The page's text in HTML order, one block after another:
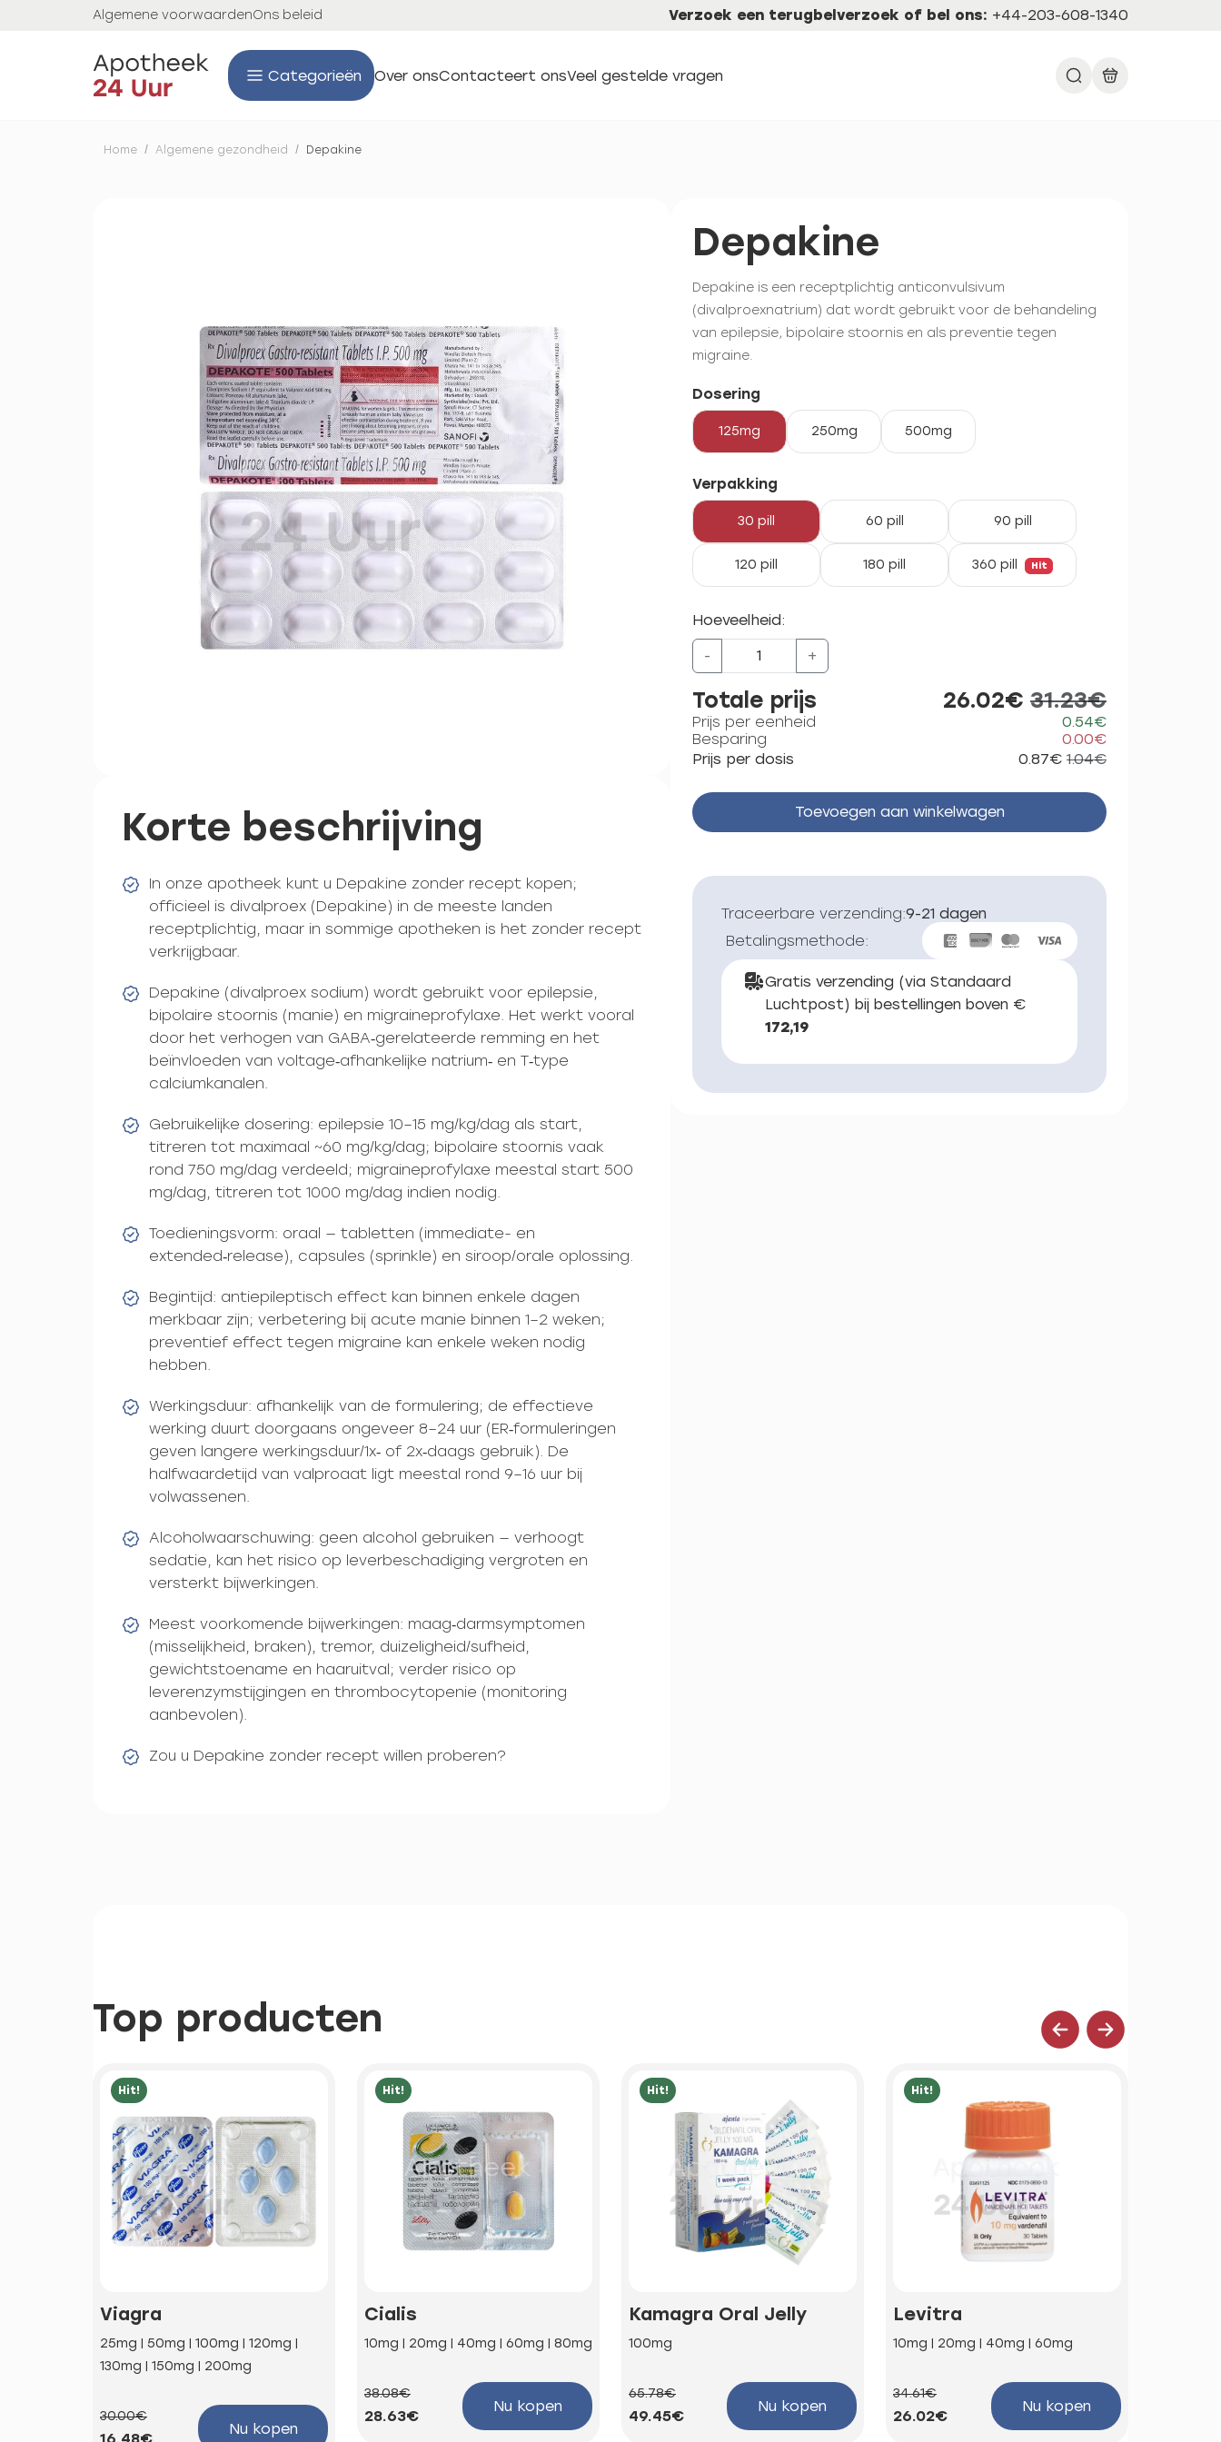
Algemene voorwaardenOns beleid Verzoek een terugbelverzoek of bel ons: +44-203-608-1340
Categorieën Over onsContacteert onsVeel gestelde vragen
Home / Algemene gezondheid / Depakine
Korte beschrijving
In onze apotheek kunt u Depakine zonder recept kopen;
officieel is divalproex (Depakine) in de meeste landen
receptplichtig, maar in sommige apotheken is het zonder recept
verkrijgbaar.
Depakine (divalproex sodium) wordt gebruikt voor epilepsie,
bipolaire stoornis (manie) en migraineprofylaxe. Het werkt vooral
door het verhogen van GABA‑gerelateerde remming en het
beïnvloeden van voltage‑afhankelijke natrium‑ en T‑type
calciumkanalen.
Gebruikelijke dosering: epilepsie 10–15 mg/kg/dag als start,
titreren tot maximaal ~60 mg/kg/dag; bipolaire stoornis vaak
rond 750 mg/dag verdeeld; migraineprofylaxe meestal start 500
mg/dag, titreren tot 1000 mg/dag indien nodig.
Toedieningsvorm: oraal — tabletten (immediate- en
extended‑release), capsules (sprinkle) en siroop/orale oplossing.
Begintijd: antiepileptisch effect kan binnen enkele dagen
merkbaar zijn; verbetering bij acute manie binnen 1–2 weken;
preventief effect tegen migraine kan enkele weken nodig
hebben.
Werkingsduur: afhankelijk van de formulering; de effectieve
werking duurt doorgaans ongeveer 8–24 uur (ER‑formuleringen
geven langere werkingsduur/1x‑ of 2x‑daags gebruik). De
halfwaardetijd van valproaat ligt meestal rond 9–16 uur bij
volwassenen.
Alcoholwaarschuwing: geen alcohol gebruiken — verhoogt
sedatie, kan het risico op leverbeschadiging vergroten en
versterkt bijwerkingen.
Meest voorkomende bijwerkingen: maag‑darmsymptomen
(misselijkheid, braken), tremor, duizeligheid/sufheid,
gewichtstoename en haaruitval; verder risico op
leverenzymstijgingen en thrombocytopenie (monitoring
aanbevolen).
Zou u Depakine zonder recept willen proberen?
Depakine
Depakine is een receptplichtig anticonvulsivum
(divalproexnatrium) dat wordt gebruikt voor de behandeling
van epilepsie, bipolaire stoornis en als preventie tegen
migraine.
Dosering
125mg 250mg 500mg
Verpakking
30 pill 60 pill 90 pill
120 pill 180 pill 360 pill Hit
Hoeveelheid:
- +
Totale prijs 26.02€ 31.23€
Prijs per eenheid
0.54€
Besparing
0.00€
Prijs per dosis
0.87€ 1.04€
Toevoegen aan winkelwagen
Traceerbare verzending:9-21 dagen
Betalingsmethode:
Gratis verzending (via Standaard
Luchtpost) bij bestellingen boven €
172,19
Top producten
Hit!
Viagra
25mg | 50mg | 100mg | 120mg |
130mg | 150mg | 200mg
30.00€
Nu kopen
Hit!
Cialis
10mg | 20mg | 40mg | 60mg | 80mg
38.08€
28.63€
Nu kopen
Hit!
Kamagra Oral Jelly
100mg
65.78€
49.45€
Nu kopen
Hit!
Levitra
10mg | 20mg | 40mg | 60mg
34.61€
26.02€
Nu kopen